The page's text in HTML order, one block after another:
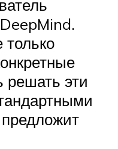
решать эти